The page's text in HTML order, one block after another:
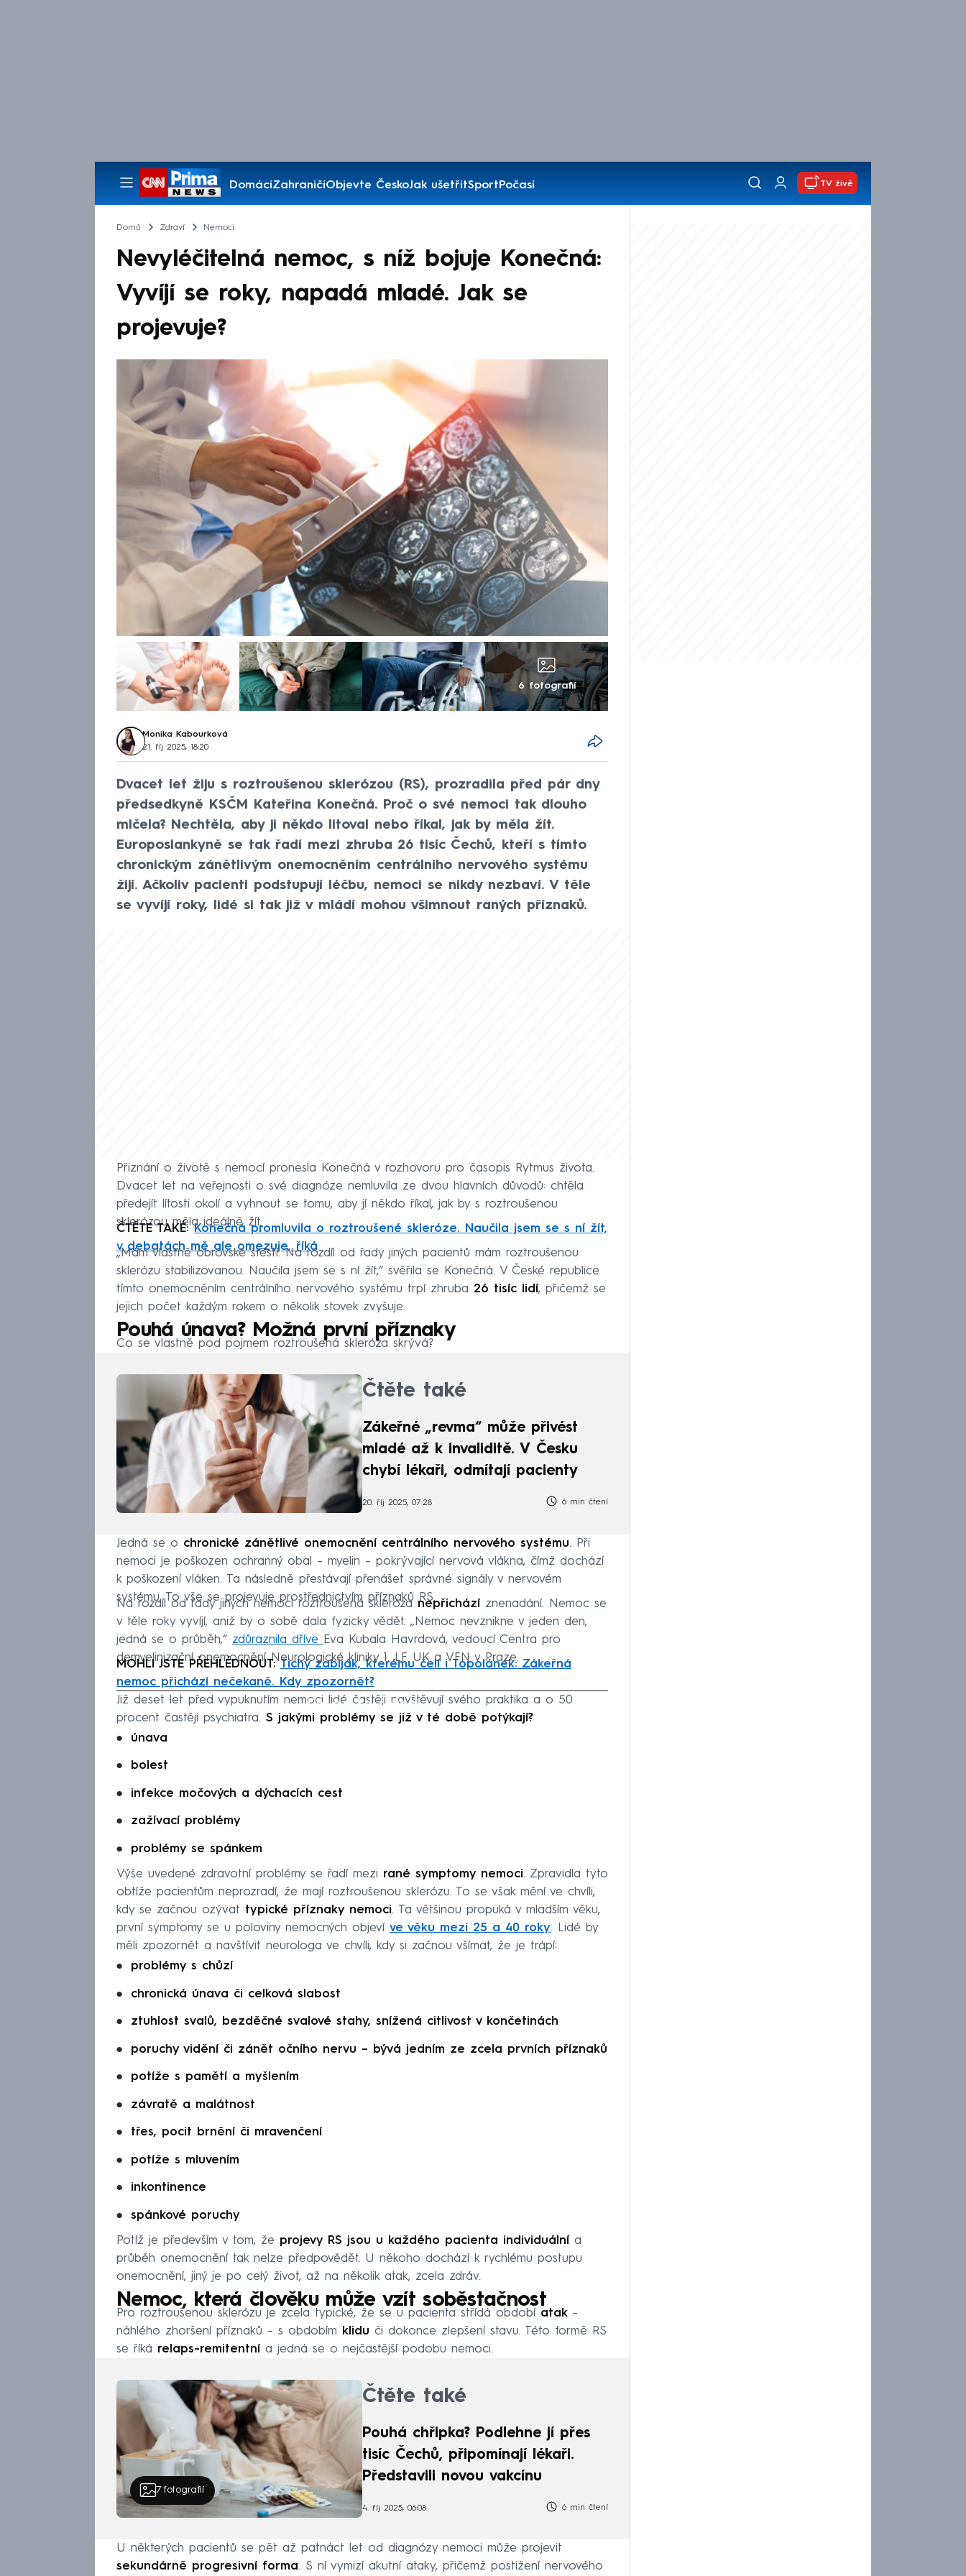
DomácíZahraničíObjevte ČeskoJak ušetřitSportPočasí
Pořady
TV živě
Domů Zdraví Nemoci
Nevyléčitelná nemoc, s níž bojuje Konečná:
Vyvíjí se roky, napadá mladé. Jak se
projevuje?
6 fotografií
Monika Kabourková
21. říj 2025, 18:20
Dvacet let žiju s roztroušenou sklerózou (RS), prozradila před pár dny
předsedkyně KSČM Kateřina Konečná. Proč o své nemoci tak dlouho
mlčela? Nechtěla, aby ji někdo litoval nebo říkal, jak by měla žít.
Europoslankyně se tak řadí mezi zhruba 26 tisíc Čechů, kteří s tímto
chronickým zánětlivým onemocněním centrálního nervového systému
žijí. Ačkoliv pacienti podstupují léčbu, nemoci se nikdy nezbaví. V těle
se vyvíjí roky, lidé si tak již v mládí mohou všimnout raných příznaků.
Přiznání o životě s nemocí pronesla Konečná v rozhovoru pro časopis Rytmus života.
Dvacet let na veřejnosti o své diagnóze nemluvila ze dvou hlavních důvodů: chtěla
předejít lítosti okolí a vyhnout se tomu, aby jí někdo říkal, jak by s roztroušenou
sklerózou měla ideálně žít.
ČTĚTE TAKÉ:Konečná promluvila o roztroušené skleróze. Naučila jsem se s ní žít,
v debatách mě ale omezuje, říká
„Mám vlastně obrovské štěstí. Na rozdíl od řady jiných pacientů mám roztroušenou
sklerózu stabilizovanou. Naučila jsem se s ní žít,“ svěřila se Konečná. V České republice
tímto onemocněním centrálního nervového systému trpí zhruba 26 tisíc lidí, přičemž se
jejich počet každým rokem o několik stovek zvyšuje.
Pouhá únava? Možná první příznaky
Co se vlastně pod pojmem roztroušená skleróza skrývá?
Čtěte také
Zákeřné „revma“ může přivést
mladé až k invaliditě. V Česku
chybí lékaři, odmítají pacienty
20. říj 2025, 07:28 6 min čtení
Jedná se o chronické zánětlivé onemocnění centrálního nervového systému. Při
nemoci je poškozen ochranný obal – myelin – pokrývající nervová vlákna, čímž dochází
k poškození vláken. Ta následně přestávají přenášet správné signály v nervovém
systému. To vše se projevuje prostřednictvím příznaků RS.
Na rozdíl od řady jiných nemocí roztroušená skleróza nepřichází znenadání. Nemoc se
v těle roky vyvíjí, aniž by o sobě dala fyzicky vědět. „Nemoc nevznikne v jeden den,
jedná se o průběh,“ zdůraznila dříve
Eva Kubala Havrdová, vedoucí Centra pro
demyelinizační onemocnění Neurologické kliniky 1. LF UK a VFN v Praze.
MOHLI JSTE PŘEHLÉDNOUT:Tichý zabiják, kterému čelí i Topolánek: Zákeřná
nemoc přichází nečekaně. Kdy zpozornět?
Failed to fetch
Již deset let před vypuknutím nemoci lidé častěji navštěvují svého praktika a o 50
procent častěji psychiatra. S jakými problémy se již v té době potýkají?
únava
bolest
infekce močových a dýchacích cest
zažívací problémy
problémy se spánkem
Výše uvedené zdravotní problémy se řadí mezi rané symptomy nemoci. Zpravidla tyto
obtíže pacientům neprozradí, že mají roztroušenou sklerózu. To se však mění ve chvíli,
kdy se začnou ozývat typické příznaky nemoci. Ta většinou propuká v mladším věku,
první symptomy se u poloviny nemocných objeví ve věku mezi 25 a 40 roky. Lidé by
měli zpozornět a navštívit neurologa ve chvíli, kdy si začnou všímat, že je trápí:
problémy s chůzí
chronická únava či celková slabost
ztuhlost svalů, bezděčné svalové stahy, snížená citlivost v končetinách
poruchy vidění či zánět očního nervu – bývá jedním ze zcela prvních příznaků
potíže s pamětí a myšlením
závratě a malátnost
třes, pocit brnění či mravenčení
potíže s mluvením
inkontinence
spánkové poruchy
Potíž je především v tom, že projevy RS jsou u každého pacienta individuální a
průběh onemocnění tak nelze předpovědět. U někoho dochází k rychlému postupu
onemocnění, jiný je po celý život, až na několik atak, zcela zdráv.
Nemoc, která člověku může vzít soběstačnost
Pro roztroušenou sklerózu je zcela typické, že se u pacienta střídá období atak –
náhlého zhoršení příznaků – s obdobím
klidu či dokonce zlepšení stavu. Této formě RS
se říká relaps-remitentní a jedná se o nejčastější podobu nemoci.
7 fotografií
Čtěte také
Pouhá chřipka? Podlehne jí přes
tisíc Čechů, připomínají lékaři.
Představili novou vakcínu
4. říj 2025, 06:08 6 min čtení
U některých pacientů se pět až patnáct let od diagnózy nemoci může projevit
sekundárně progresivní forma. S ní vymizí akutní ataky, přičemž postižení nervového